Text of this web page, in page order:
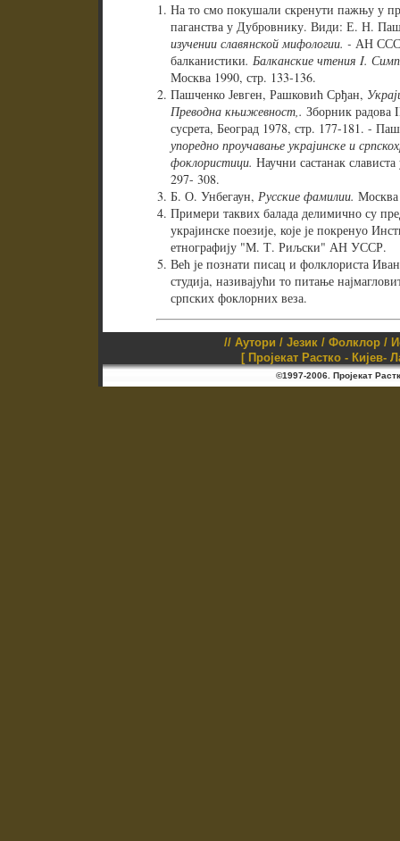
На то смо покушали скренути пажњу у
паганства у Дубровнику. Види: Е. Н.
изучении славянской мифологии. - АН
балканистики. Балканские чтения I.
Москва 1990, стр. 133-136.
Пашченко Јевген, Рашковић Срђан,
Преводна књижевност,. Зборник радова
сусрета, Београд 1978, стр. 177-181. -
упоредно проучавање украјинске и
фоклористици. Научни састанак
297- 308.
Б. О. Унбегаун, Русские фамилии.
Примери таквих балада делимично су
украјинске поезије, које је покренуо
етнографију "М. Т. Риљски" АН УССР.
Већ је познати писац и фолклориста
студија, називајући то питање
српских фоклорних веза.
// Аутори / Језик / Фолклор /
[ Пројекат Растко - Кијев-
©1997-2006. Пројекат